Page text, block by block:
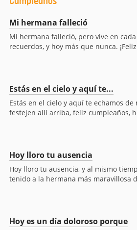
Mi hermana falleció
Mi hermana falleció, pero vive en
recuerdos, y hoy más que nunca.
Estás en el cielo y aquí te...
Estás en el cielo y aquí te echamos de
festejen allí arriba, feliz cumpleaños,
Hoy lloro tu ausencia
Hoy lloro tu ausencia, y al mismo
tenido a la hermana más maravillosa
Hoy es un día doloroso porque